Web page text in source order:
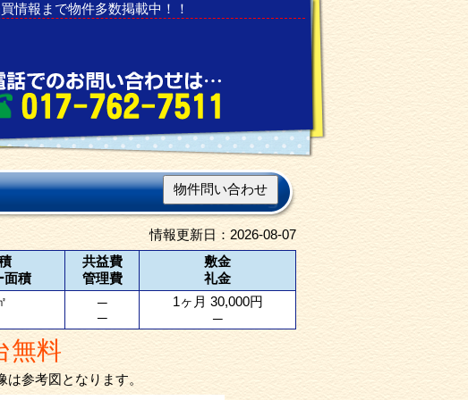
情報まで物件多数掲載中！！
物件問い合わせ
情報更新日：2026-08-07
面積
共益費
管理費
敷金
礼金
─
─
1ヶ月 30,000円
─
無料
参考図となります。